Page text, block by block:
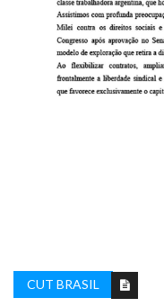
NOTICIAS
CUT BRASIL